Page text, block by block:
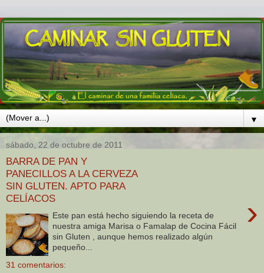
▼
sábado, 22 de octubre de 2011
BARRA DE PAN Y
PANECILLOS A LA CERVEZA
SIN GLUTEN. APTO PARA
CELÍACOS
›
Este pan está hecho siguiendo la receta de
nuestra amiga Marisa o Famalap de Cocina Fácil
sin Gluten , aunque hemos realizado algún
pequeño...
31 comentarios: